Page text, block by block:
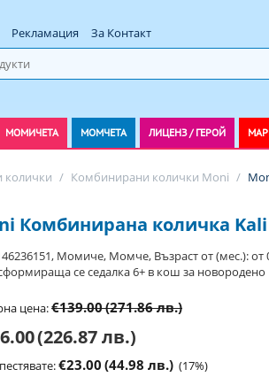
Рекламация За Контакт
МОМИЧЕТА МОМЧЕТА ЛИЦЕНЗ / ГЕРОЙ
/ Комбинирани колички Moni /
Комбинирана количка Kali
Момиче, Момче, Възраст от (мес.): от
се седалка 6+ в кош за новородено
цена:€139.00(271.86 лв.)
(226.87 лв.)
€23.00 (44.98 лв.) (17%)